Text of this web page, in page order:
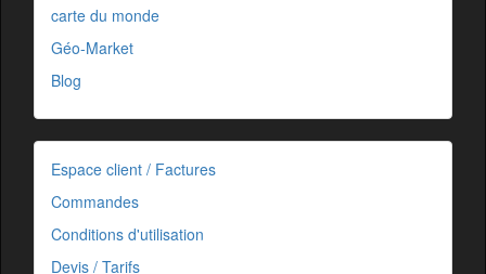
carte du monde
Géo-Market
Blog
Espace client / Factures
Commandes
Conditions d'utilisation
Devis / Tarifs